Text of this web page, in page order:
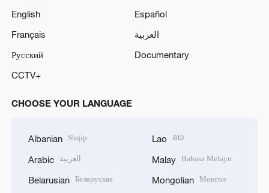
English
Español
Français
العربية
Русский
Documentary
CCTV+
CHOOSE YOUR LANGUAGE
Albanian Shqip
Arabic العربية
Belarusian Беларуская
Lao ລາວ
Malay Bahasa Melayu
Mongolian Монгол